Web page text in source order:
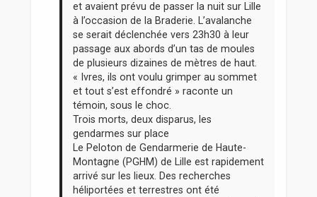
et avaient prévu de passer la nuit sur Lille
à l’occasion de la Braderie. L’avalanche
se serait déclenchée vers 23h30 à leur
passage aux abords d’un tas de moules
de plusieurs dizaines de mètres de haut.
« Ivres, ils ont voulu grimper au sommet
et tout s’est effondré » raconte un
témoin, sous le choc.
Trois morts, deux disparus, les
gendarmes sur place
Le Peloton de Gendarmerie de Haute-
Montagne (PGHM) de Lille est rapidement
arrivé sur les lieux. Des recherches
héliportées et terrestres ont été